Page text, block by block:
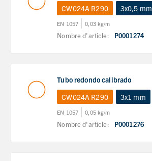
CW024A R290
3x0,5 mm
EN 1057 0,03 kg/m
Nombre d'article: P0001274
Tubo redondo calibrado
CW024A R290
3x1 mm
EN 1057 0,05 kg/m
Nombre d'article: P0001276